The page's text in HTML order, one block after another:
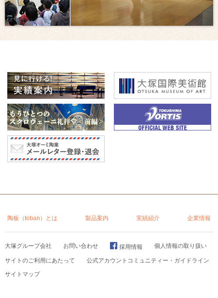
陶板（toban）とは 製品案内 実績紹介 企業情報
大塚グループ会社 お問い合わせ 採用情報 個人情報の取り扱い
サイトのご利用にあたって
公式アカウントコミュニティー・ガイドライン
サイトマップ